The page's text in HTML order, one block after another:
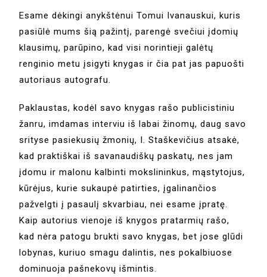
Esame dėkingi anykštėnui Tomui Ivanauskui, kuris
pasiūlė mums šią pažintį, parengė svečiui įdomių
klausimų, parūpino, kad visi norintieji galėtų
renginio metu įsigyti knygas ir čia pat jas papuošti
autoriaus autografu.
Paklaustas, kodėl savo knygas rašo publicistiniu
žanru, imdamas interviu iš labai žinomų, daug savo
srityse pasiekusių žmonių, I. Staškevičius atsakė,
kad praktiškai iš savanaudiškų paskatų, nes jam
įdomu ir malonu kalbinti mokslininkus, mąstytojus,
kūrėjus, kurie sukaupė patirties, įgalinančios
pažvelgti į pasaulį skvarbiau, nei esame įpratę.
Kaip autorius vienoje iš knygos pratarmių rašo,
kad nėra patogu brukti savo knygas, bet jose glūdi
lobynas, kuriuo smagu dalintis, nes pokalbiuose
dominuoja pašnekovų išmintis.